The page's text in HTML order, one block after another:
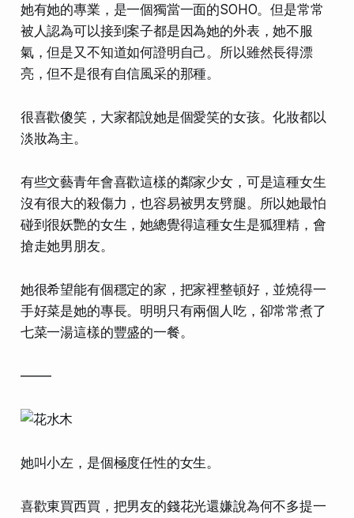
她有她的專業，是一個獨當一面的SOHO。但是常常
被人認為可以接到案子都是因為她的外表，她不服
氣，但是又不知道如何證明自己。所以雖然長得漂
亮，但不是很有自信風采的那種。
很喜歡傻笑，大家都說她是個愛笑的女孩。化妝都以
淡妝為主。
有些文藝青年會喜歡這樣的鄰家少女，可是這種女生
沒有很大的殺傷力，也容易被男友劈腿。所以她最怕
碰到很妖艷的女生，她總覺得這種女生是狐狸精，會
搶走她男朋友。
她很希望能有個穩定的家，把家裡整頓好，並燒得一
手好菜是她的專長。明明只有兩個人吃，卻常常煮了
七菜一湯這樣的豐盛的一餐。
——-
她叫小左，是個極度任性的女生。
喜歡東買西買，把男友的錢花光還嫌說為何不多提一